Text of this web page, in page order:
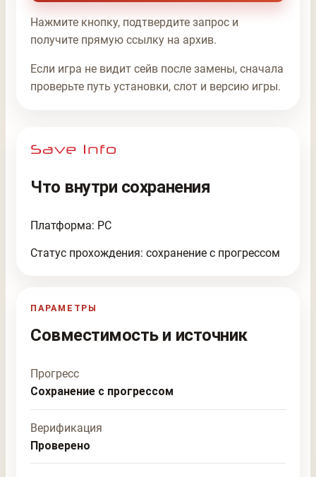
Нажмите кнопку, подтвердите запрос и
получите прямую ссылку на архив.
Если игра не видит сейв после замены, сначала
проверьте путь установки, слот и версию игры.
Что внутри сохранения
Платформа: PC
Статус прохождения: сохранение с прогрессом
ПАРАМЕТРЫ
Совместимость и источник
Прогресс
Сохранение с прогрессом
Верификация
Проверено